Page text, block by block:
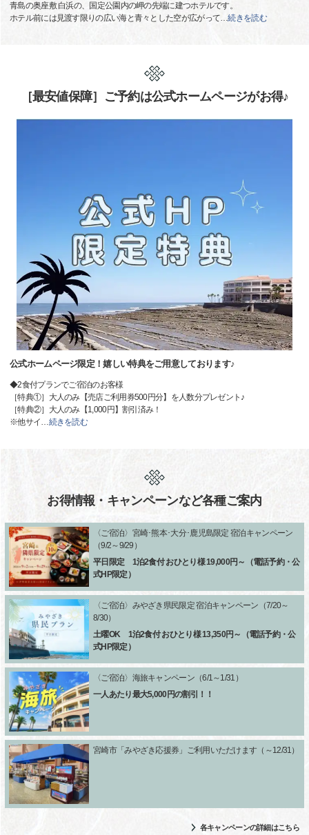
青島の奥座敷 白浜の、国定公園内の岬の先端に建つホテルです。
ホテル前には見渡す限りの広い海と青々とした空が広がって…続きを読む
［最安値保障］ご予約は公式ホームページがお得♪
公式ホームページ限定！嬉しい特典をご用意しております♪
◆2食付プランでご宿泊のお客様
［特典①］大人のみ【売店ご利用券500円分】を人数分プレゼント♪
［特典②］大人のみ【1,000円】割引済み！
※他サイ…続きを読む
お得情報・キャンペーンなど各種ご案内
〈ご宿泊〉宮崎･熊本･大分･鹿児島限定 宿泊キャンペーン
（9/2～9/29）
平日限定 1泊2食付 おひとり様 19,000円～（電話予約・公
式HP限定）
〈ご宿泊〉みやざき県民限定 宿泊キャンペーン（7/20～
8/30）
土曜OK 1泊2食付 おひとり様 13,350円～（電話予約・公
式HP限定）
〈ご宿泊〉海旅キャンペーン（6/1～1/31）
一人あたり最大5,000円の割引！！
宮崎市「みやざき応援券」ご利用いただけます（～12/31）
各キャンペーンの詳細はこちら